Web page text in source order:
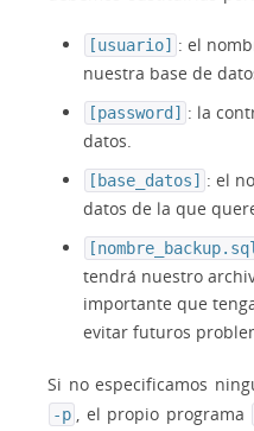
[usuario] : el
nuestra base de
[password] : la
datos.
[base_datos] : el
datos de la que
tendrá nuestro
importante que
evitar futuros
Si no especificamos
-p , el propio programa